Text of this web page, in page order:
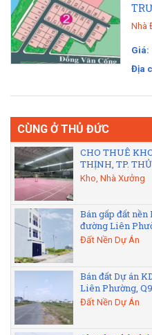
Nhà
Giá:
Địa
CÙNG Ở THỦ ĐỨC
CHO THUÊ
THỊNH, TP.
Kho, Nhà Xưởng
Bán gấp đất
đường Liên
Đất Nền Dự Án
Bán đất Dự án
Liên Phường,
Đất Nền Dự Án